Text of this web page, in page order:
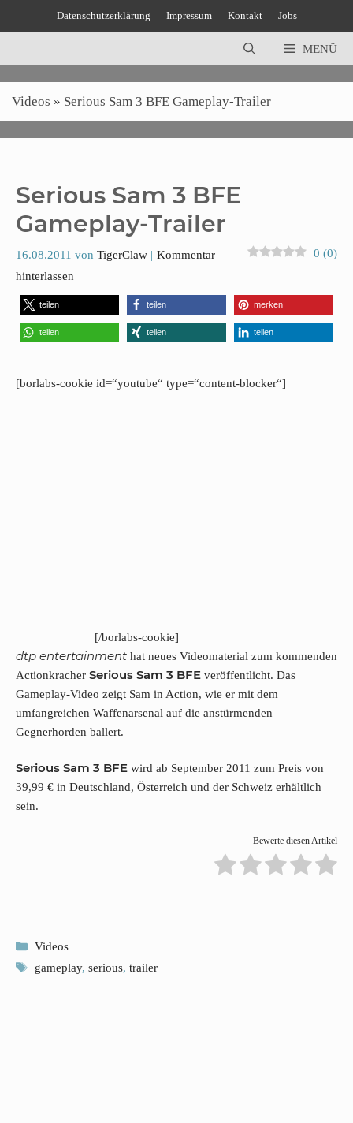
Datenschutzerklärung Impressum Kontakt Jobs
MENÜ
Videos » Serious Sam 3 BFE Gameplay-Trailer
Serious Sam 3 BFE
Gameplay-Trailer
16.08.2011 von TigerClaw 0 (0)
Kommentar
hinterlassen
teilen teilen merken
teilen teilen teilen
[borlabs-cookie id=“youtube“ type=“content-blocker“]
[/borlabs-cookie]
dtp entertainment hat neues Videomaterial zum kommenden
Actionkracher Serious Sam 3 BFE veröffentlicht. Das
Gameplay-Video zeigt Sam in Action, wie er mit dem
umfangreichen Waffenarsenal auf die anstürmenden
Gegnerhorden ballert.
Serious Sam 3 BFE wird ab September 2011 zum Preis von
39,99 € in Deutschland, Österreich und der Schweiz erhältlich
sein.
Bewerte diesen Artikel
Kategorien
Videos
Schlagwörter
gameplay, serious, trailer